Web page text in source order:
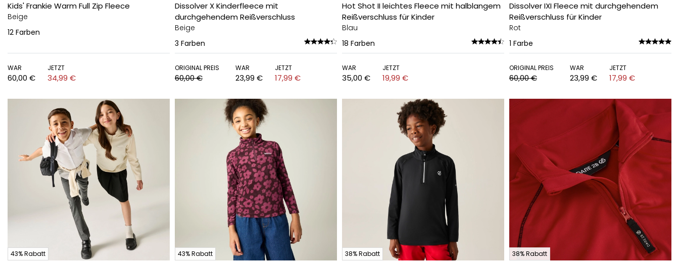
Kids' Frankie Warm Full Zip Fleece
Beige
12 Farben
WAR
60,00 €
JETZT
34,99 €
Dissolver X Kinderfleece mit
durchgehendem Reißverschluss
Beige
3 Farben
ORIGINAL PREIS
60,00 €
WAR
23,99 €
JETZT
17,99 €
Hot Shot II leichtes Fleece mit halblangem
Reißverschluss für Kinder
Blau
18 Farben
WAR
35,00 €
JETZT
19,99 €
Dissolver IXI Fleece mit durchgehendem
Reißverschluss für Kinder
Rot
1 Farbe
ORIGINAL PREIS
60,00 €
WAR
23,99 €
JETZT
17,99 €
43% Rabatt 43% Rabatt 38% Rabatt 38% Rabatt